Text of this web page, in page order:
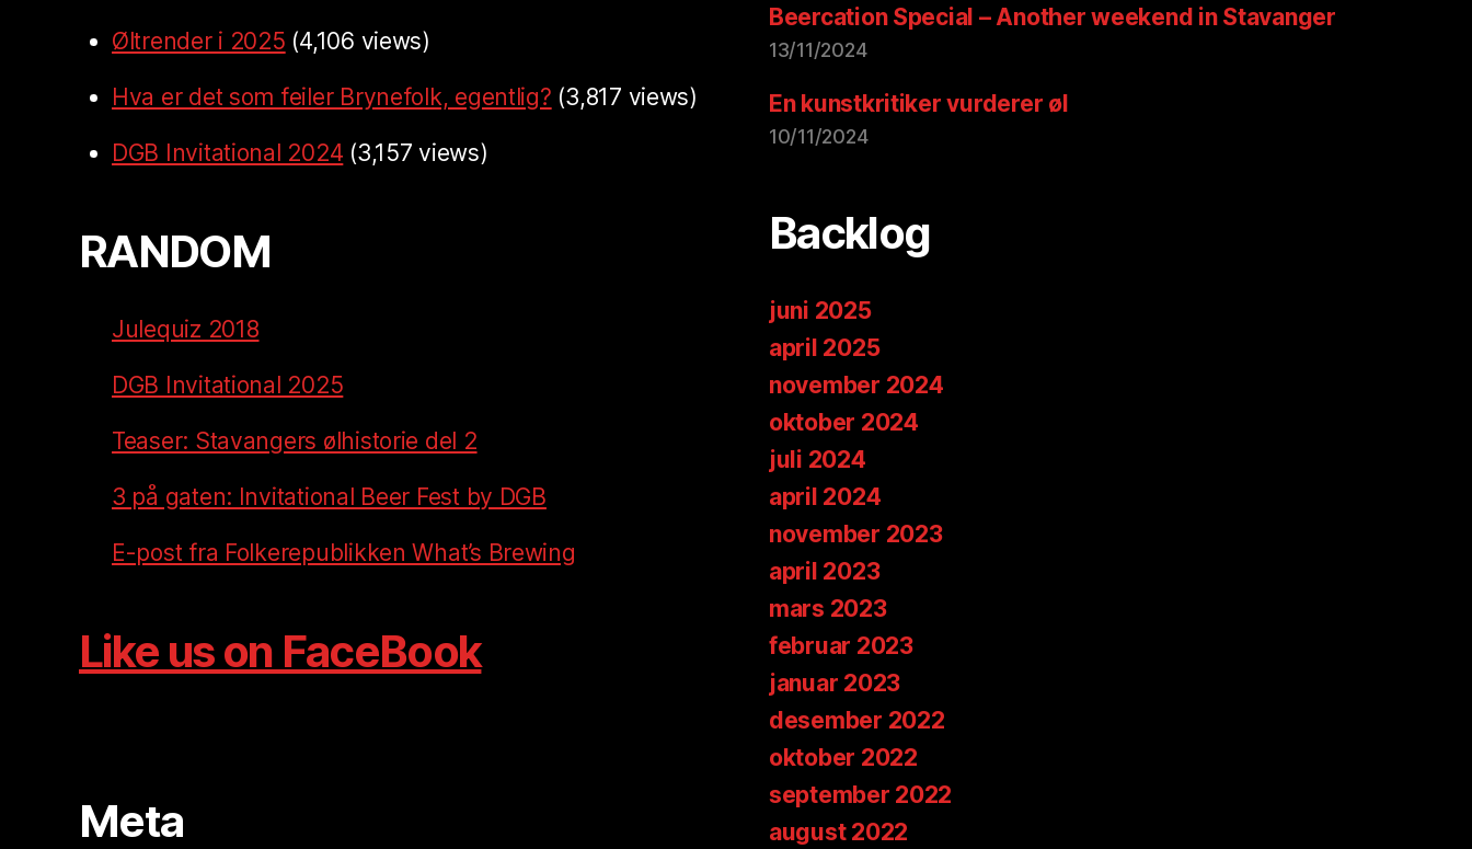
Øltrender i 2025 (4,106 views)
Hva er det som feiler Brynefolk, egentlig? (3,817 views)
DGB Invitational 2024 (3,157 views)
RANDOM
Julequiz 2018
DGB Invitational 2025
Teaser: Stavangers ølhistorie del 2
3 på gaten: Invitational Beer Fest by DGB
E-post fra Folkerepublikken What’s Brewing
Like us on FaceBook
Meta
Beercation Special – Another weekend in Stavanger
13/11/2024
En kunstkritiker vurderer øl
10/11/2024
Backlog
juni 2025
april 2025
november 2024
oktober 2024
juli 2024
april 2024
november 2023
april 2023
mars 2023
februar 2023
januar 2023
desember 2022
oktober 2022
september 2022
august 2022